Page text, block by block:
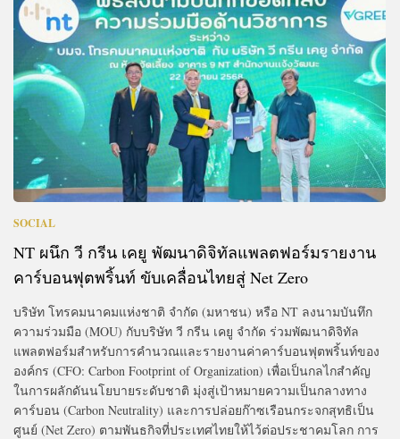
SOCIAL
NT ผนึก วี กรีน เคยู พัฒนาดิจิทัลแพลตฟอร์มรายงาน
คาร์บอนฟุตพริ้นท์ ขับเคลื่อนไทยสู่ Net Zero
บริษัท โทรคมนาคมแห่งชาติ จำกัด (มหาชน) หรือ NT ลงนามบันทึก
ความร่วมมือ (MOU) กับบริษัท วี กรีน เคยู จำกัด ร่วมพัฒนาดิจิทัล
แพลตฟอร์มสำหรับการคำนวณและรายงานค่าคาร์บอนฟุตพริ้นท์ของ
องค์กร (CFO: Carbon Footprint of Organization) เพื่อเป็นกลไกสำคัญ
ในการผลักดันนโยบายระดับชาติ มุ่งสู่เป้าหมายความเป็นกลางทาง
คาร์บอน (Carbon Neutrality) และการปล่อยก๊าซเรือนกระจกสุทธิเป็น
ศูนย์ (Net Zero) ตามพันธกิจที่ประเทศไทยให้ไว้ต่อประชาคมโลก การ